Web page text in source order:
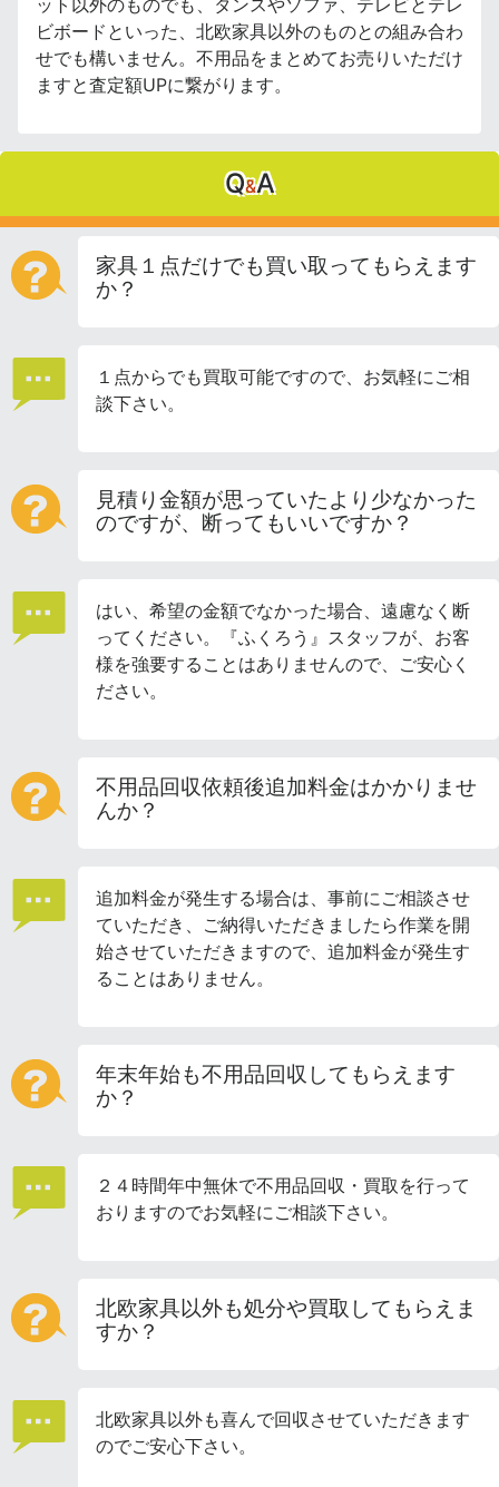
ット以外のものでも、タンスやソファ、テレビとテレ
ビボードといった、北欧家具以外のものとの組み合わ
せでも構いません。不用品をまとめてお売りいただけ
ますと査定額UPに繋がります。
Q&A
家具１点だけでも買い取ってもらえます
か？
１点からでも買取可能ですので、お気軽にご相
談下さい。
見積り金額が思っていたより少なかった
のですが、断ってもいいですか？
はい、希望の金額でなかった場合、遠慮なく断
ってください。『ふくろう』スタッフが、お客
様を強要することはありませんので、ご安心く
ださい。
不用品回収依頼後追加料金はかかりませ
んか？
追加料金が発生する場合は、事前にご相談させ
ていただき、ご納得いただきましたら作業を開
始させていただきますので、追加料金が発生す
ることはありません。
年末年始も不用品回収してもらえます
か？
２４時間年中無休で不用品回収・買取を行って
おりますのでお気軽にご相談下さい。
北欧家具以外も処分や買取してもらえま
すか？
北欧家具以外も喜んで回収させていただきます
のでご安心下さい。